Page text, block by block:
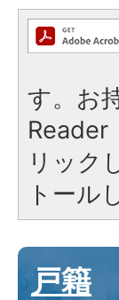
す。お
Reader
リック
トール
戸籍